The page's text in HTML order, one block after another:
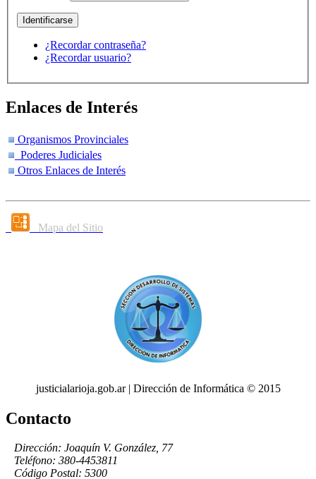
¿Recordar contraseña?
¿Recordar usuario?
Enlaces de Interés
Organismos Provinciales
Poderes Judiciales
Otros Enlaces de Interés
Mapa del Sitio
justicialarioja.gob.ar | Dirección de Informática © 2015
Contacto
Dirección: Joaquín V. González, 77
Teléfono: 380-4453811
Código Postal: 5300